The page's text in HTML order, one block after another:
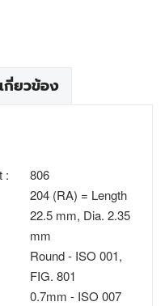
กี่ยวข้อง
: 806
204 (RA) = Length
22.5 mm, Dia. 2.35
mm
Round - ISO 001,
FIG. 801
0.7mm - ISO 007